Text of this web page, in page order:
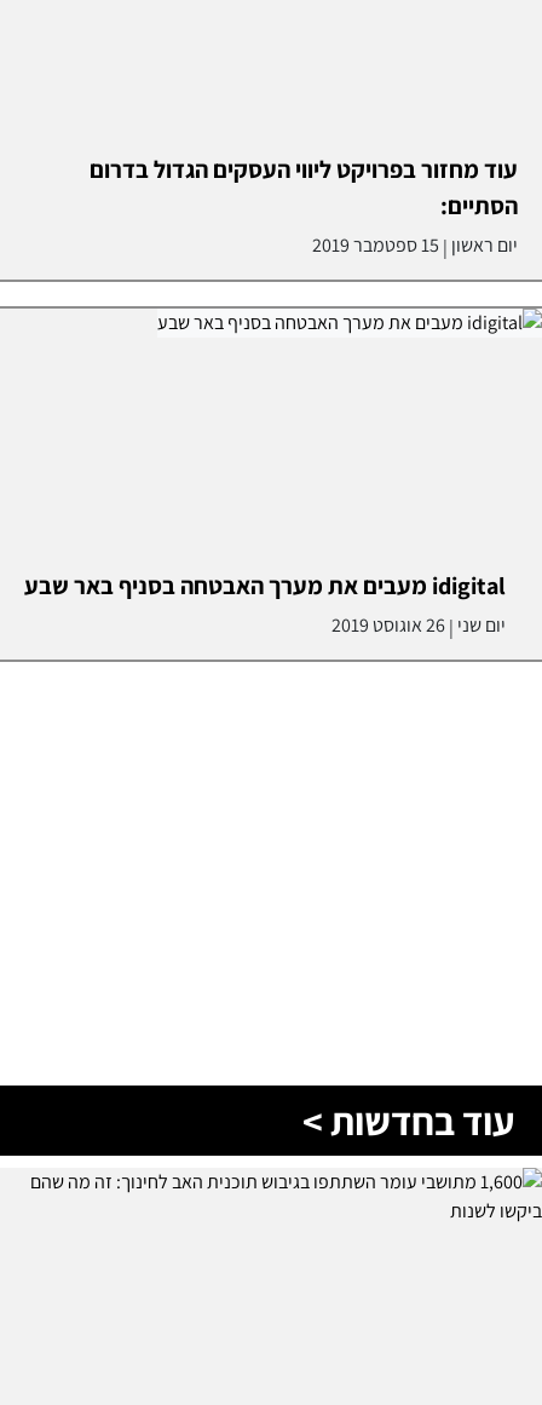
עוד מחזור בפרויקט ליווי העסקים הגדול בדרום
הסתיים:
יום ראשון | 15 ספטמבר 2019
idigital מעבים את מערך האבטחה בסניף באר שבע
יום שני |26 אוגוסט 2019
עוד בחדשות >